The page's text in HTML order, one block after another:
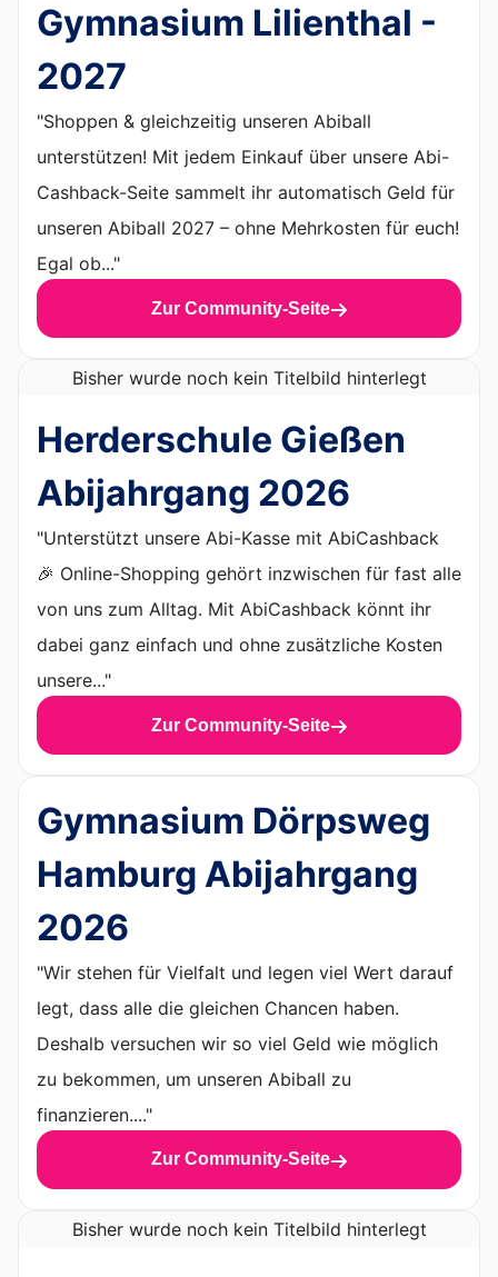
Gymnasium Lilienthal -
2027
"Shoppen & gleichzeitig unseren Abiball
unterstützen! Mit jedem Einkauf über unsere Abi-
Cashback-Seite sammelt ihr automatisch Geld für
unseren Abiball 2027 – ohne Mehrkosten für euch!
Egal ob..."
Zur Community-Seite
Bisher wurde noch kein Titelbild hinterlegt
Herderschule Gießen
Abijahrgang 2026
"Unterstützt unsere Abi-Kasse mit AbiCashback
🎉 Online-Shopping gehört inzwischen für fast alle
von uns zum Alltag. Mit AbiCashback könnt ihr
dabei ganz einfach und ohne zusätzliche Kosten
unsere..."
Zur Community-Seite
Gymnasium Dörpsweg
Hamburg Abijahrgang
2026
"Wir stehen für Vielfalt und legen viel Wert darauf
legt, dass alle die gleichen Chancen haben.
Deshalb versuchen wir so viel Geld wie möglich
zu bekommen, um unseren Abiball zu
finanzieren...."
Zur Community-Seite
Bisher wurde noch kein Titelbild hinterlegt